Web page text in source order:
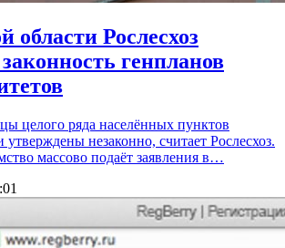
области Рослесхоз
генпланов
целого ряда населённых пунктов
утверждены незаконно, считает Рослесхоз.
массово подаёт заявления в…